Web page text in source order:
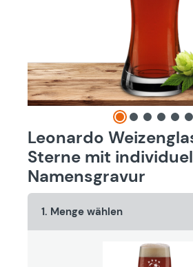
Leonardo
Sterne mit
Namensgravur
1. Menge wählen